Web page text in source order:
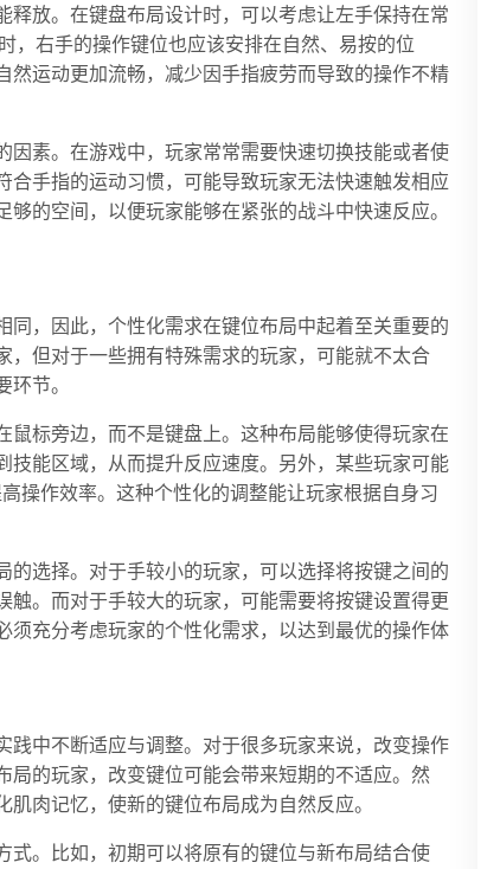
放。在键盘布局设计时，可以考虑让左手保持在常
，右手的操作键位也应该安排在自然、易按的位
运动更加流畅，减少因手指疲劳而导致的操作不精
素。在游戏中，玩家常常需要快速切换技能或者使
手指的运动习惯，可能导致玩家无法快速触发相应
的空间，以便玩家能够在紧张的战斗中快速反应。
，因此，个性化需求在键位布局中起着至关重要的
但对于一些拥有特殊需求的玩家，可能就不太合
节。
标旁边，而不是键盘上。这种布局能够使得玩家在
能区域，从而提升反应速度。另外，某些玩家可能
操作效率。这种个性化的调整能让玩家根据自身习
选择。对于手较小的玩家，可以选择将按键之间的
。而对于手较大的玩家，可能需要将按键设置得更
充分考虑玩家的个性化需求，以达到最优的操作体
中不断适应与调整。对于很多玩家来说，改变操作
的玩家，改变键位可能会带来短期的不适应。然
肉记忆，使新的键位布局成为自然反应。
。比如，初期可以将原有的键位与新布局结合使